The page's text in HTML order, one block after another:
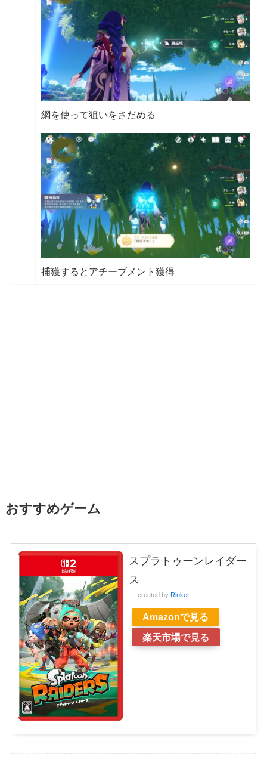
網を使って狙いをさだめる
捕獲するとアチーブメント獲得
おすすめゲーム
スプラトゥーンレイダー
ス
created by Rinker
Amazonで見る
楽天市場で見る